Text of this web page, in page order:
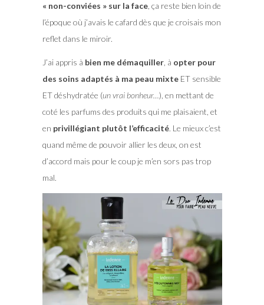
« non-conviées » sur la face, ça reste bien loin de
l’époque où j’avais le cafard dès que je croisais mon
reflet dans le miroir.
J’ai appris à bien me démaquiller, à opter pour
des soins adaptés à ma peau mixteET sensible
ET déshydratée (un vrai bonheur…), en mettant de
coté les parfums des produits qui me plaisaient, et
en privillégiant plutôt l’efficacité. Le mieux c’est
quand même de pouvoir allier les deux, on est
d’accord mais pour le coup je m’en sors pas trop
mal.